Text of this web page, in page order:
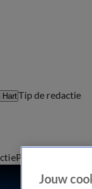
HartTip de redactie
Panel
Jouw